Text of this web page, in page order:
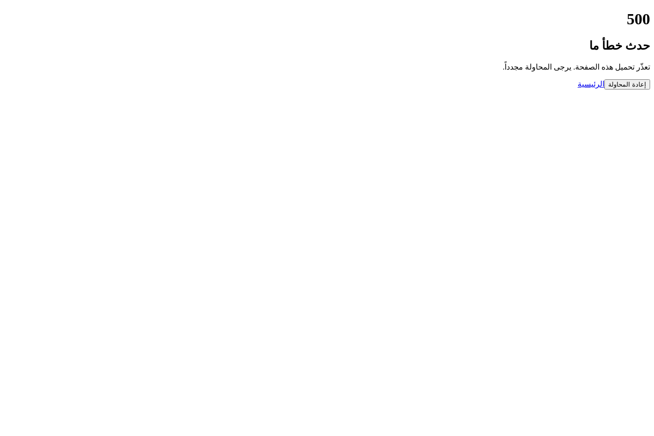
500
حدث خطأ ما
تعذّر تحميل هذه الصفحة. يرجى المحاولة مجدداً.
إعادة المحاولة الرئيسية